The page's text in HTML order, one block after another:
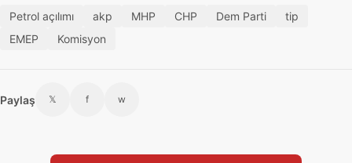
Petrol açılımı akp MHP CHP Dem Parti
tip
EMEP
Komisyon
Paylaş 𝕏 f w